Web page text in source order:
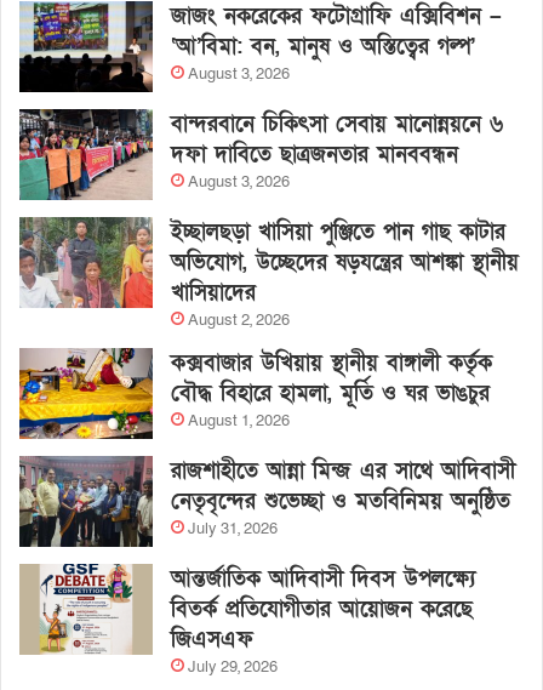
জাজং নকরেকের ফটোগ্রাফি এক্সিবিশন –
‘আ’বিমা: বন, মানুষ ও অস্তিত্বের গল্প’
August 3, 2026
বান্দরবানে চিকিৎসা সেবায় মানোন্নয়নে ৬
দফা দাবিতে ছাত্রজনতার মানববন্ধন
August 3, 2026
ইচ্ছালছড়া খাসিয়া পুঞ্জিতে পান গাছ কাটার
অভিযোগ, উচ্ছেদের ষড়যন্ত্রের আশঙ্কা স্থানীয়
খাসিয়াদের
August 2, 2026
কক্সবাজার উখিয়ায় স্থানীয় বাঙ্গালী কর্তৃক
বৌদ্ধ বিহারে হামলা, মূর্তি ও ঘর ভাঙচুর
August 1, 2026
রাজশাহীতে আন্না মিন্জ এর সাথে আদিবাসী
নেতৃবৃন্দের শুভেচ্ছা ও মতবিনিময় অনুষ্ঠিত
July 31, 2026
আন্তর্জাতিক আদিবাসী দিবস উপলক্ষ্যে
বিতর্ক প্রতিযোগীতার আয়োজন করেছে
জিএসএফ
July 29, 2026